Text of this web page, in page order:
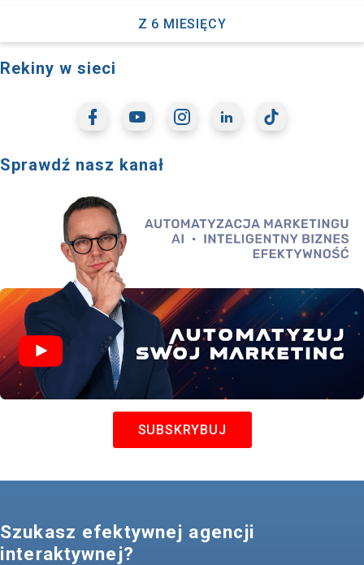
Z 6 MIESIĘCY
Rekiny w sieci
Sprawdź nasz kanał
SUBSKRYBUJ
Szukasz efektywnej agencji
interaktywnej?